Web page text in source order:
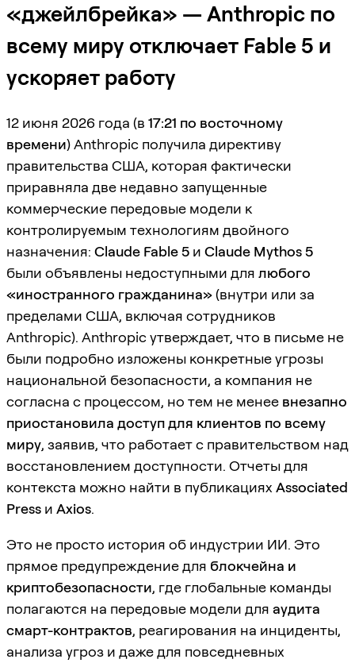
«джейлбрейка» — Anthropic по
всему миру отключает Fable 5 и
ускоряет работу
12 июня 2026 года (в 17:21 по восточному
времени) Anthropic получила директиву
правительства США, которая фактически
приравняла две недавно запущенные
коммерческие передовые модели к
контролируемым технологиям двойного
назначения: Claude Fable 5 и Claude Mythos 5
были объявлены недоступными для любого
«иностранного гражданина»(внутри или за
пределами США, включая сотрудников
Anthropic). Anthropic утверждает, что в письме не
были подробно изложены конкретные угрозы
национальной безопасности, а компания не
согласна с процессом, но тем не менее внезапно
приостановила доступ для клиентов по всему
миру, заявив, что работает с правительством над
восстановлением доступности. Отчеты для
контекста можно найти в публикациях Associated
Press и Axios.
Это не просто история об индустрии ИИ. Это
прямое предупреждение для блокчейна и
криптобезопасности, где глобальные команды
полагаются на передовые модели для аудита
смарт-контрактов, реагирования на инциденты,
анализа угроз и даже для повседневных